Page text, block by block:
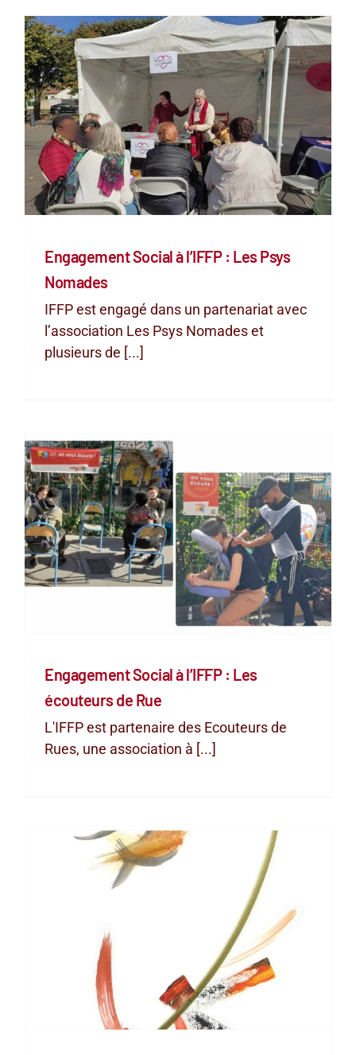
Engagement Social à l’IFFP : Les Psys
Nomades
IFFP est engagé dans un partenariat avec
l’association Les Psys Nomades et
plusieurs de [...]
Engagement Social à l’IFFP : Les
écouteurs de Rue
L'IFFP est partenaire des Ecouteurs de
Rues, une association à [...]